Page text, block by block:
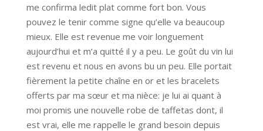
me confirma ledit plat comme fort bon. Vous
pouvez le tenir comme signe qu’elle va beaucoup
mieux. Elle est revenue me voir longuement
aujourd’hui et m’a quitté il y a peu. Le goût du vin lui
est revenu et nous en avons bu un peu. Elle portait
fièrement la petite chaîne en or et les bracelets
offerts par ma sœur et ma nièce: je lui ai quant à
moi promis une nouvelle robe de taffetas dont, il
est vrai, elle me rappelle le grand besoin depuis